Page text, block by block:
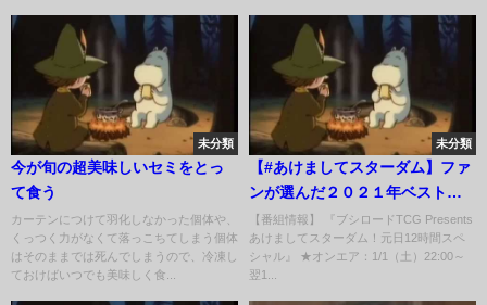
未分類
今が旬の超美味しいセミをとっ
て食う
カーテンにつけて羽化しなかった個体や、
くっつく力がなくて落っこちてしまう個体
はそのままでは死んでしまうので、冷凍し
ておけばいつでも美味しく食...
未分類
【#あけましてスターダム】ファ
ンが選んだ２０２１年ベストバ
ウト３位〜１位【元日１２時
間】
【番組情報】 『ブシロードTCG Presents
あけましてスターダム！元日12時間スペ
シャル』 ★オンエア：1/1（土）22:00～
翌1...